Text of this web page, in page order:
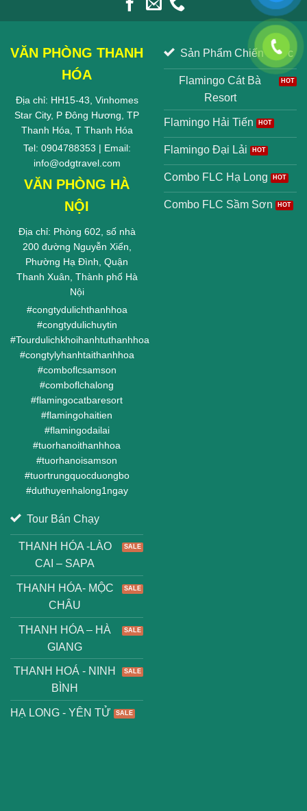
VĂN PHÒNG THANH
HÓA
Địa chỉ: HH15-43, Vinhomes
Star City, P Đông Hương, TP
Thanh Hóa, T Thanh Hóa
Tel: 0904788353 | Email:
info@odgtravel.com
VĂN PHÒNG HÀ
NỘI
Địa chỉ: Phòng 602, số nhà
200 đường Nguyễn Xiển,
Phường Hạ Đình, Quận
Thanh Xuân, Thành phố Hà
Nội
#congtydulichthanhhoa
#congtydulichuytin
#Tourdulichkhoihanhtuthanhhoa
#congtylyhanhtaithanhhoa
#comboflcsamson
#comboflchalong
#flamingocatbaresort
#flamingohaitien
#flamingodailai
#tuorhanoithanhhoa
#tuorhanoisamson
#tuortrungquocduongbo
#duthuyenhalong1ngay
Sản Phẩm Chiến Lược
Flamingo Cát Bà
Resort
Flamingo Hải Tiến
Flamingo Đại Lải
Combo FLC Hạ Long
Combo FLC Sầm Sơn
Tour Bán Chạy
THANH HÓA -LÀO
CAI – SAPA
THANH HÓA- MỘC
CHÂU
THANH HÓA – HÀ
GIANG
THANH HOÁ - NINH
BÌNH
HẠ LONG - YÊN TỬ